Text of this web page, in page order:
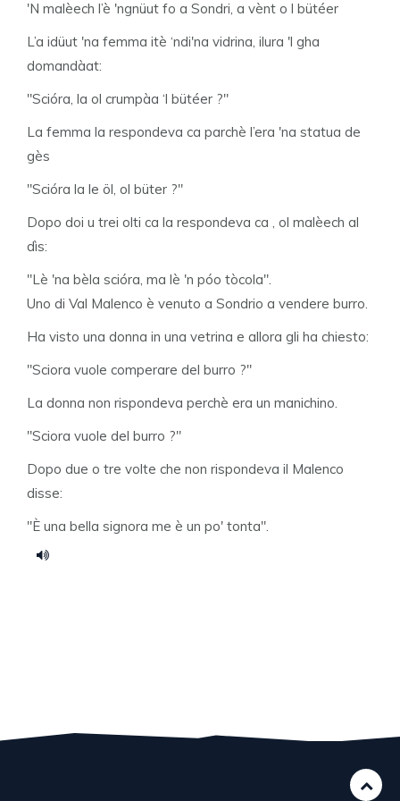
'N malèech l’è 'ngnüut fo a Sondri, a vènt o l bütéer
L’a idüut 'na femma itè ‘ndi'na vidrina, ilura 'l gha
domandàat:
"Scióra, la ol crumpàa ‘l bütéer ?"
La femma la respondeva ca parchè l’era 'na statua de
gès
"Scióra la le öl, ol büter ?"
Dopo doi u trei olti ca la respondeva ca , ol malèech al
dìs:
"Lè 'na bèla scióra, ma lè 'n póo tòcola".
Uno di Val Malenco è venuto a Sondrio a vendere burro.
Ha visto una donna in una vetrina e allora gli ha chiesto:
"Sciora vuole comperare del burro ?"
La donna non rispondeva perchè era un manichino.
"Sciora vuole del burro ?"
Dopo due o tre volte che non rispondeva il Malenco
disse:
"È una bella signora me è un po' tonta".